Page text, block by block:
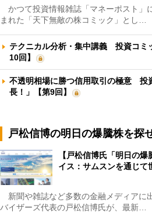
かつて投資情報雑誌「マネーポスト」
まれた「天下無敵の株コミック」とし…
テクニカル分析・集中講義 投資コミ
10回】
不透明相場に勝つ信用取引の極意 投
長！」【第9回】
戸松信博の明日の爆騰株を探
【戸松信博氏「明日の
イス：サムスンを通じ
新聞や雑誌など多数の金融メディアに
バイザーズ代表の戸松信博氏が、最新…